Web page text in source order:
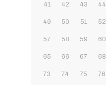
41 42 43 44
49 50 51 52
57 58 59 60
65 66 67 68
73 74 75 76